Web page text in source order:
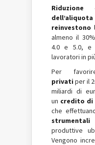
dell’aliquota
reinvestono
almeno il
4.0 e 5.0, e
lavoratori in
Per
privati per il
miliardi di
un credito di
che
strumentali
produttive
Vengono